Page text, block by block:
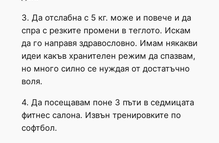
3. Да отслабна с 5 кг. може и повече и да
спра с резките промени в теглото. Искам
да го направя здравословно. Имам някакви
идеи какъв хранителен режим да спазвам,
но много силно се нуждая от достатъчно
воля.
4. Да посещавам поне 3 пъти в седмицата
фитнес салона. Извън тренировките по
софтбол.